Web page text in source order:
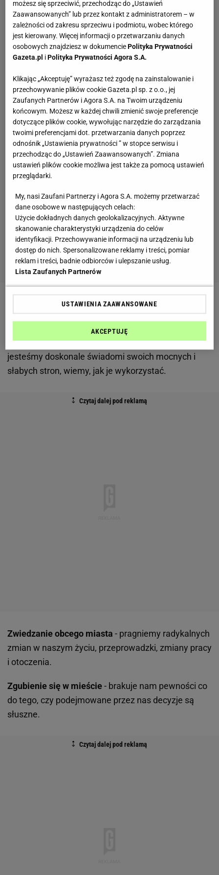
Rodzinne miasto- czeka nas stabilizacja,
Swobodne poruszanie się po dużym mieście-
jesteśmy doskonale świadomi swoich mocnych i
słabych stron, wiemy, jak je wykorzystać.
Zwiedzanie obcego miasta - pragniemy radykalnych
zmian w naszym życiu, przeprowadzki, zmiany pracy
i otoczenia.
Zgubienie się w mieście- brakuje nam pewności co
do tego, czy podejmowane przez nas decyzje są
słuszne.
możesz się sprzeciwić, przechodząc do „Ustawień
Zaawansowanych” lub przez kontakt z administratorem – w
zależności od zakresu sprzeciwu i podmiotu, wobec którego
jest kierowany. Więcej informacji o przetwarzaniu danych
osobowych znajdziesz w dokumenciePolityka Prywatności
Gazeta.pl iPolityka Prywatności Agora S.A.
Klikając „Akceptuję” wyrażasz też zgodę na zainstalowanie i
przechowywanie plików cookie Gazeta.pl sp. z o.o., jej
Zaufanych Partnerów i Agora S.A. na Twoim urządzeniu
końcowym. Możesz w każdej chwili zmienić swoje preferencje
dotyczące plików cookie, wywołując narzędzie do zarządzania
twoimi preferencjami dot. przetwarzania danych poprzez
odnośnik „Ustawienia prywatności ” w stopce serwisu i
przechodząc do „Ustawień Zaawansowanych”. Zmiana
ustawień plików cookie możliwa jest także za pomocą ustawień
przeglądarki.
My, nasi Zaufani Partnerzy i Agora S.A. możemy przetwarzać
dane osobowe w następujących celach:
Użycie dokładnych danych geolokalizacyjnych. Aktywne
skanowanie charakterystyki urządzenia do celów
identyfikacji. Przechowywanie informacji na urządzeniu lub
dostęp do nich. Spersonalizowane reklamy i treści, pomiar
reklam i treści, badnie odbiorców i ulepszanie usług.
Lista Zaufanych Partnerów
USTAWIENIA ZAAWANSOWANE
AKCEPTUJĘ